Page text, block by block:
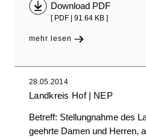
Download PDF
[ PDF | 91.64 KB ]
mehr lesen
28.05.2014
Landkreis Hof NEP
Betreff: Stellungnahme des
geehrte Damen und Herren,